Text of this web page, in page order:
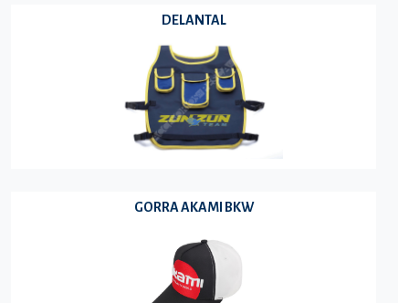
DELANTAL
GORRA AKAMI BKW